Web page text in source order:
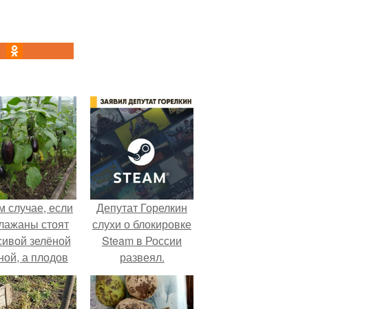
случае, если
стоят
зелёной
а плодов
не видно -
тут
Депутат Горелкин
слухи о блокировке
Steam в России
развеял.